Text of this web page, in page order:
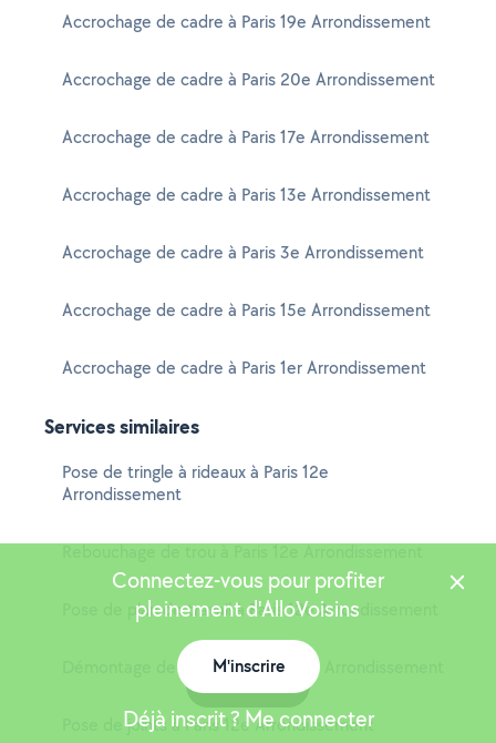
Accrochage de cadre à Paris 19e Arrondissement
Accrochage de cadre à Paris 20e Arrondissement
Accrochage de cadre à Paris 17e Arrondissement
Accrochage de cadre à Paris 13e Arrondissement
Accrochage de cadre à Paris 3e Arrondissement
Accrochage de cadre à Paris 15e Arrondissement
Accrochage de cadre à Paris 1er Arrondissement
Services similaires
Pose de tringle à rideaux à Paris 12e
Arrondissement
Pose de plan de travail à Paris 12e Arrondissement
Démontage de meuble à Paris 12e Arrondissement
Pose de joints à Paris 12e Arrondissement
Connectez-vous pour profiter
pleinement d'AlloVoisins
M'inscrire
Déjà inscrit ? Me connecter